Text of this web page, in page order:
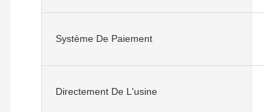
Système De Paiement
Directement De L'usine